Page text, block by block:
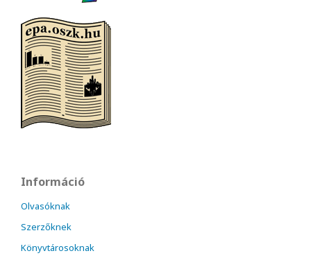
Információ
Olvasóknak
Szerzőknek
Könyvtárosoknak